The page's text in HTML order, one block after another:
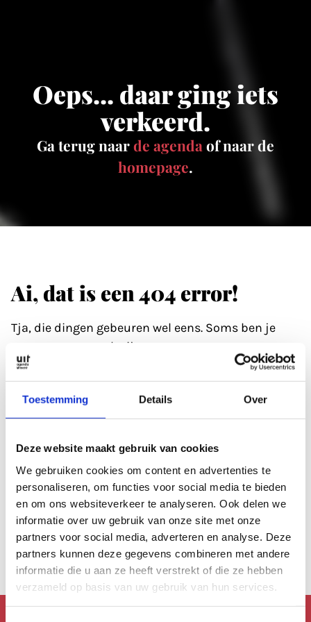
Toestemming Details Over
Deze website maakt gebruik van cookies
We gebruiken cookies om content en advertenties te
personaliseren, om functies voor social media te bieden
en om ons websiteverkeer te analyseren. Ook delen we
informatie over uw gebruik van onze site met onze
partners voor social media, adverteren en analyse. Deze
partners kunnen deze gegevens combineren met andere
informatie die u aan ze heeft verstrekt of die ze hebben
verzameld op basis van uw gebruik van hun services.
Oeps... daar ging iets
verkeerd.
Ga terug naarde agenda of naar de
homepage.
Ai, dat is een 404 error!
Tja, die dingen gebeuren wel eens. Soms ben je
gewoon even wat kwijt.
even een 'hickup'.
Anders kan je altijd even de zoekfunctie proberen?
Ofbekijk de agenda , die is altijd wel goed gevuld.
Of lees een artikel uitons archief.
Anders kan je altijd terug naar dehomepage.